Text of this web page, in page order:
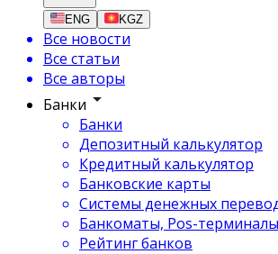
ENG KGZ
Все новости
Все статьи
Все авторы
Банки
Банки
Депозитный калькулятор
Кредитный калькулятор
Банковские карты
Системы денежных
Банкоматы, Pos-
Рейтинг банков